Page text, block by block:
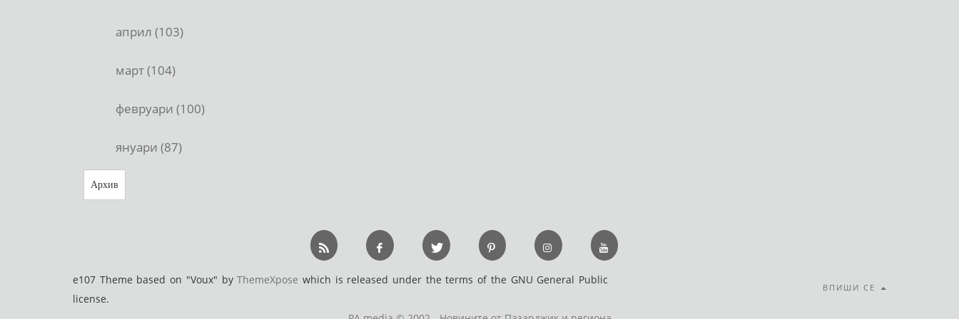
април (103)
март (104)
февруари (100)
януари (87)
Архив
e107 Theme based on "Voux" byThemeXpose which is released under the terms of the GNU General Public
license.
ВПИШИ СЕ